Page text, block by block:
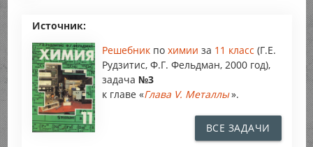
Источник:
Решебник по химии за 11 класс (Г.Е.
Рудзитис, Ф.Г. Фельдман, 2000 год),
задача №3
к главе «Глава V. Металлы».
ВСЕ ЗАДАЧИ